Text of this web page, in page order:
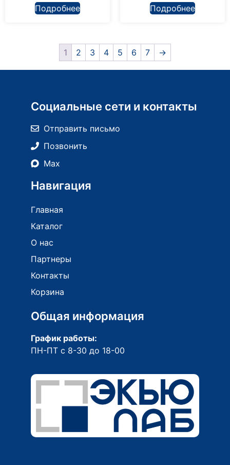
Подробнее Подробнее
1 2 3 4 5 6 7 →
Социальные сети и контакты
Отправить письмо
Позвонить
Max
Навигация
Главная
Каталог
О нас
Партнеры
Контакты
Корзина
Общая информация
График работы:
ПН-ПТ с 8-30 до 18-00